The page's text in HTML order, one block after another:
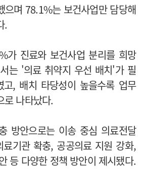
으며 78.1%는 보건사업만 담당해
.
가 진료와 보건사업 분리를 희망
는 '의료 취약지 우선 배치'가 필
고, 배치 타당성이 높을수록 업무
로 나타났다.
방안으로는 이송 중심 의료전달
기관 확충, 공공의료 지원 강화,
등 다양한 정책 방안이 제시됐다.